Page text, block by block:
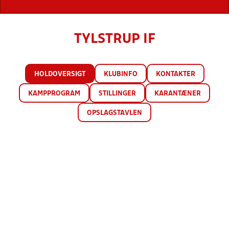
TYLSTRUP IF
HOLDOVERSIGT KLUBINFO KONTAKTER
KAMPPROGRAM STILLINGER KARANTÆNER
OPSLAGSTAVLEN